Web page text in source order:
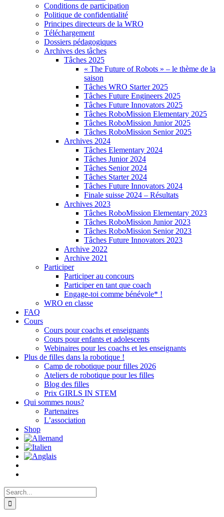
Conditions de participation
Politique de confidentialité
Principes directeurs de la WRO
Téléchargement
Dossiers pédagogiques
Archives des tâches
Tâches 2025
« The Future of Robots » – le thème de la
saison
Tâches WRO Starter 2025
Tâches Future Engineers 2025
Tâches Future Innovators 2025
Tâches RoboMission Elementary 2025
Tâches RoboMission Junior 2025
Tâches RoboMission Senior 2025
Archives 2024
Tâches Elementary 2024
Tâches Junior 2024
Tâches Senior 2024
Tâches Starter 2024
Tâches Future Innovators 2024
Finale suisse 2024 – Résultats
Archives 2023
Tâches RoboMission Elementary 2023
Tâches RoboMission Junior 2023
Tâches RoboMission Senior 2023
Tâches Future Innovators 2023
Archive 2022
Archive 2021
Participer
Participer au concours
Participer en tant que coach
Engage-toi comme bénévole* !
WRO en classe
FAQ
Cours
Cours pour coachs et enseignants
Cours pour enfants et adolescents
Webinaires pour les coachs et les enseignants
Plus de filles dans la robotique !
Camp de robotique pour filles 2026
Ateliers de robotique pour les filles
Blog des filles
Prix GIRLS IN STEM
Qui sommes nous?
Partenaires
L’association
Shop
Search
for: